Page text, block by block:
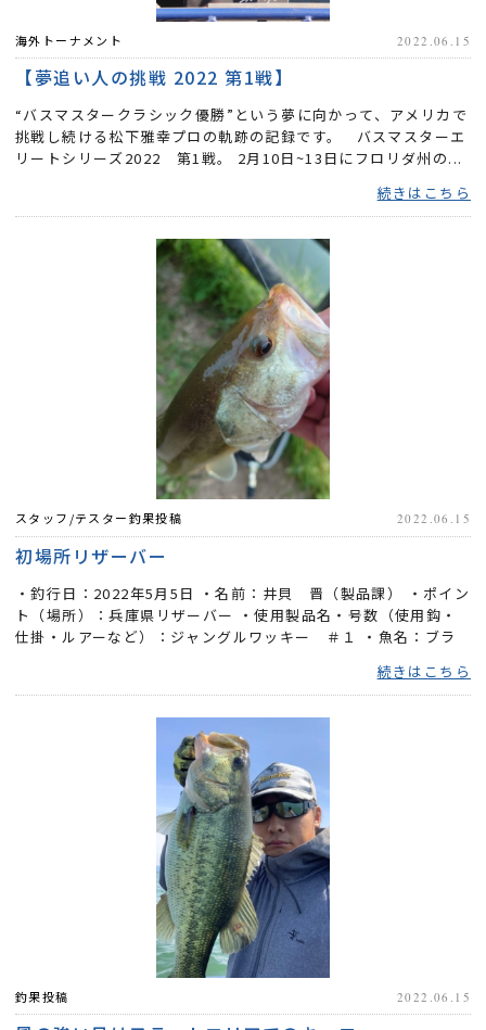
海外トーナメント 2022.06.15
【夢追い人の挑戦 2022 第1戦】
“バスマスタークラシック優勝”という夢に向かって、アメリカで
挑戦し続ける松下雅幸プロの軌跡の記録です。 バスマスターエ
リートシリーズ2022 第1戦。 2月10日~13日にフロリダ州の...
続きはこちら
スタッフ/テスター釣果投稿 2022.06.15
初場所リザーバー
・釣行日：2022年5月5日 ・名前：井貝 晋（製品課） ・ポイン
ト（場所）：兵庫県リザーバー ・使用製品名・号数（使用鈎・
仕掛・ルアーなど）：ジャングルワッキー ＃１ ・魚名：ブラ
続きはこちら
釣果投稿 2022.06.15